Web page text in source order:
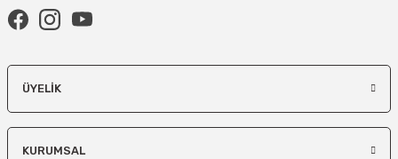
ÜYELIK
KURUMSAL